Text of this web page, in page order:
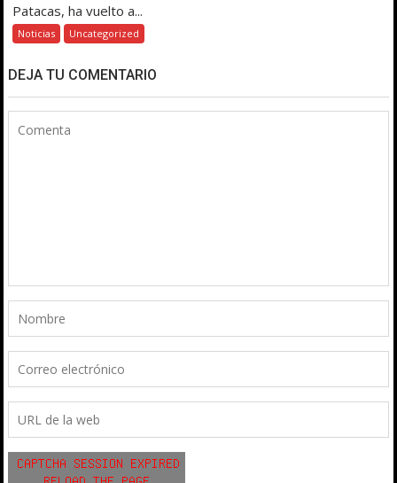
Patacas, ha vuelto a...
Noticias Uncategorized
DEJA TU COMENTARIO